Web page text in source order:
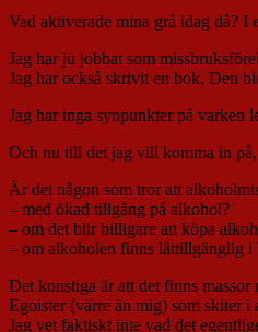
Vad aktiverade mina grå idag då? I
Jag har ju jobbat som
Jag har också skrivit en bok. Den
Jag har inga synpunkter på varken
Och nu till det jag vill komma in
Är det någon som tror att
– med ökad tillgång på alkohol?
– om det blir billigare att köpa
– om alkoholen finns lättillgänglig i
Det konstiga är att det finns
Egoister (värre än mig) som skiter i
Jag vet faktiskt inte vad det